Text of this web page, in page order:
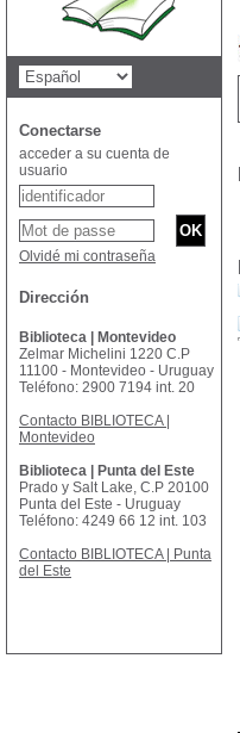
Conectarse
acceder a su cuenta de
usuario
Olvidé mi contraseña
Dirección
Biblioteca | Montevideo
Zelmar Michelini 1220 C.P
11100 - Montevideo - Uruguay
Teléfono: 2900 7194 int. 20
Contacto BIBLIOTECA |
Montevideo
Biblioteca | Punta del Este
Prado y Salt Lake, C.P 20100
Punta del Este - Uruguay
Teléfono: 4249 66 12 int. 103
Contacto BIBLIOTECA | Punta
del Este